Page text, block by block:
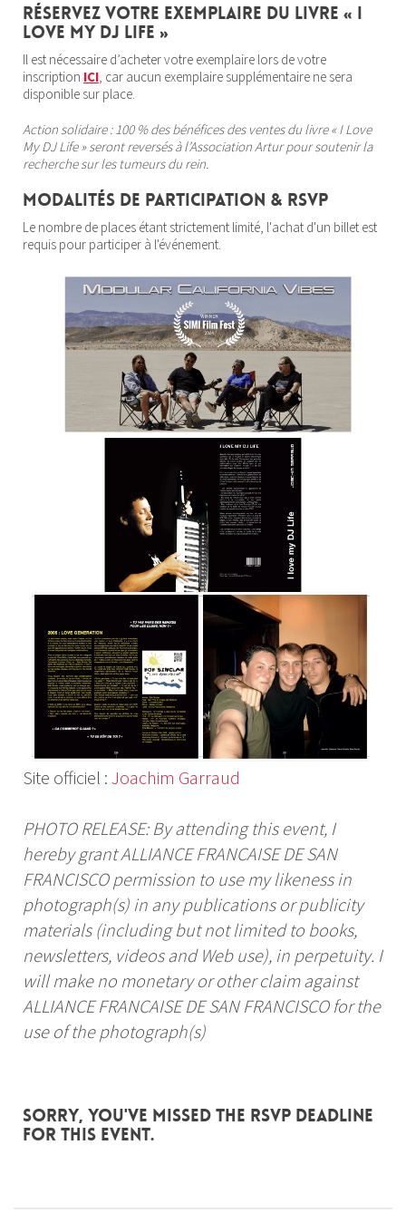
Réservez votre exemplaire du livre « I
Love My DJ Life »
Il est nécessaire d’acheter votre exemplaire lors de votre
inscription ICI car aucun exemplaire supplémentaire ne sera
disponible sur place.
Action solidaire : 100 % des bénéfices des ventes du livre « I Love
My DJ Life » seront reversés à l’Association Artur pour soutenir la
recherche sur les tumeurs du rein.
Modalités de participation & RSVP
Le nombre de places étant strictement limité, l'achat d'un billet est
requis pour participer à l'événement.
Site officiel : Joachim Garraud
PHOTO RELEASE: By attending this event, I
hereby grant ALLIANCE FRANCAISE DE SAN
FRANCISCO permission to use my likeness in
photograph(s) in any publications or publicity
materials (including but not limited to books,
newsletters, videos and Web use), in perpetuity. I
will make no monetary or other claim against
ALLIANCE FRANCAISE DE SAN FRANCISCO for the
use of the photograph(s)
Sorry, you've missed the RSVP deadline
for this event.